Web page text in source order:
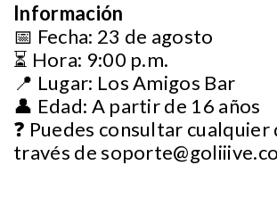
Información
📅 Fecha: 23 de agosto
⏳ Hora: 9:00 p.m.
📍 Lugar: Los Amigos Bar
👤 Edad: A partir de 16 años
❓ Puedes consultar cualquier
través de